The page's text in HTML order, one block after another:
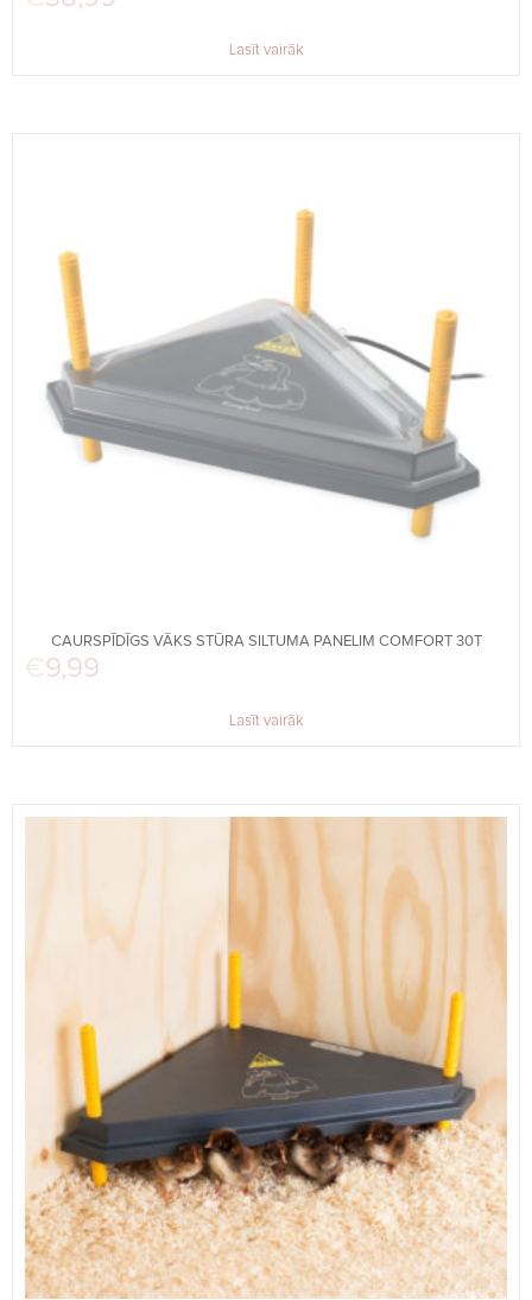
Lasīt vairāk
CAURSPĪDĪGS VĀKS STŪRA SILTUMA PANELIM COMFORT 30T
€9,99
Lasīt vairāk